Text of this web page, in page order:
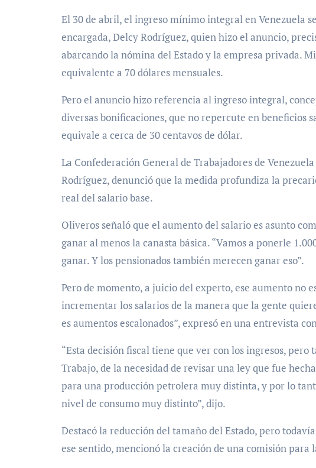
El 30 de abril,el ingreso mínimo integral en Venezuela
encargada, Delcy Rodríguez, quien hizo el anuncio,
abarcando la nómina del Estado y la empresa privada.
equivalente a 70 dólares mensuales.
Pero el anuncio hizo referencia al ingreso integral,
diversas bonificaciones, que no repercute en beneficios
equivale a cerca de 30 centavos de dólar.
La Confederación General de Trabajadores de
Rodríguez, denunció que la medida profundiza la
real del salario base.
Oliveros señaló que el aumento del salario es asunto
ganar al menos la canasta básica. “Vamos a ponerle
ganar. Y los pensionados también merecen ganar eso”.
Pero de momento, a juicio del experto, ese aumento no
incrementar los salarios de la manera que la gente
es aumentos escalonados”, expresó en una entrevista
“Esta decisión fiscal tiene que ver con los ingresos,
Trabajo, de la necesidad de revisar una ley que fue
para una producción petrolera muy distinta, y por lo
nivel de consumo muy distinto”, dijo.
Destacó la reducción del tamaño del Estado,pero
ese sentido, mencionó la creación de una comisión para